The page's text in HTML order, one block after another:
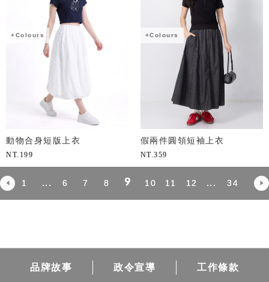
+Colours
動物合身短版上衣
NT. 199
+Colours
假兩件圓領短袖上衣
NT. 359
1 ... 6 7 8 9 10 11 12 ... 34
品牌故事 政令宣導 工作條款